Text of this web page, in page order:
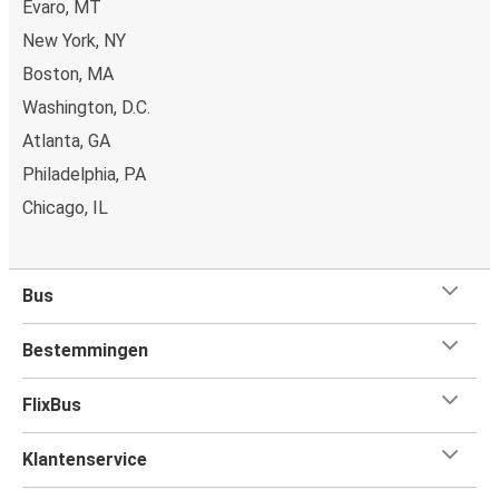
Evaro, MT
New York, NY
Boston, MA
Washington, D.C.
Atlanta, GA
Philadelphia, PA
Chicago, IL
Bus
Bestemmingen
FlixBus
Klantenservice